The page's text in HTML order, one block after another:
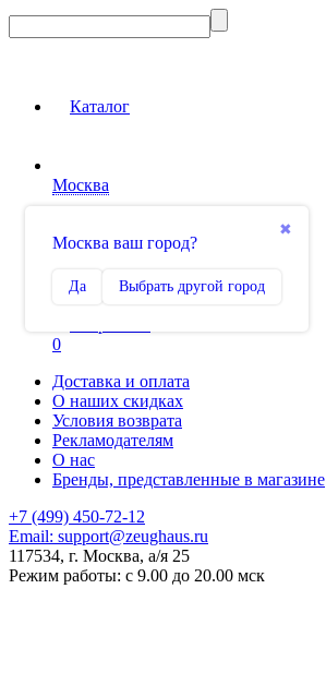
Каталог
Москва
✖
Москва ваш город?
Да Выбрать другой город
Сравнение
0
Доставка и оплата
О наших скидках
Условия возврата
Рекламодателям
О нас
Бренды, представленные в магазине
+7 (499) 450-72-12
Email: support@zeughaus.ru
117534, г. Москва, а/я 25
Режим работы: с 9.00 до 20.00 мск